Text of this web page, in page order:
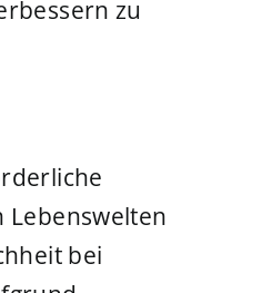
zu
Lebenswelten
bei